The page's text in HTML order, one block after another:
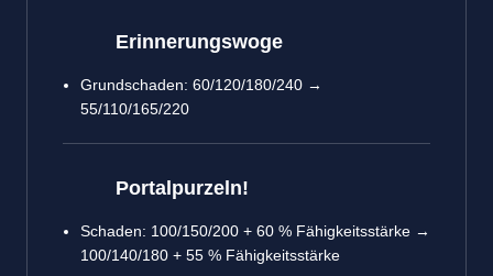
Erinnerungswoge
Grundschaden: 60/120/180/240 →
55/110/165/220
Portalpurzeln!
Schaden: 100/150/200 + 60 % Fähigkeitsstärke →
100/140/180 + 55 % Fähigkeitsstärke